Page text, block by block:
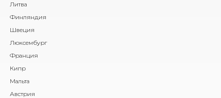
Литва
Финляндия
Швеция
Люксембург
Франция
Кипр
Мальта
Австрия